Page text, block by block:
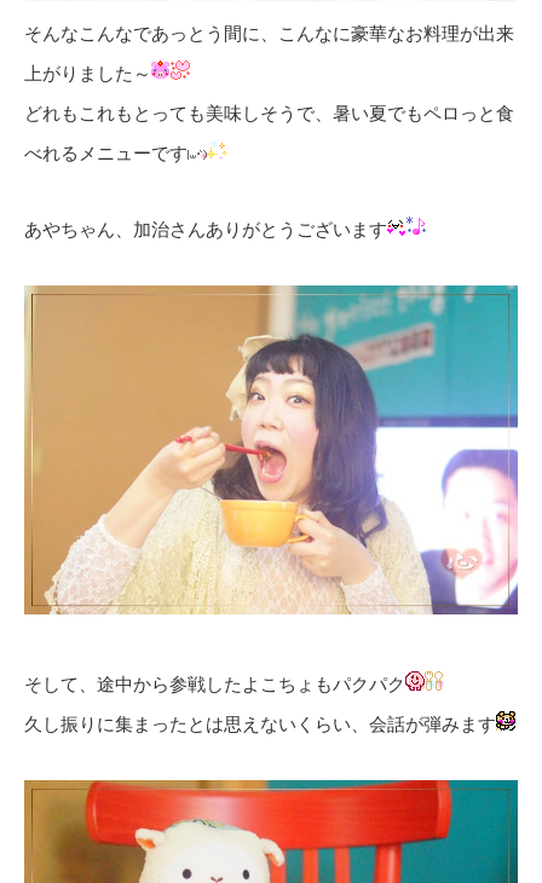
そんなこんなであっとう間に、こんなに豪華なお料理が出来
上がりました～
どれもこれもとっても美味しそうで、暑い夏でもペロっと食
べれるメニューです
あやちゃん、加治さんありがとうございます
そして、途中から参戦したよこちょもパクパク
久し振りに集まったとは思えないくらい、会話が弾みます